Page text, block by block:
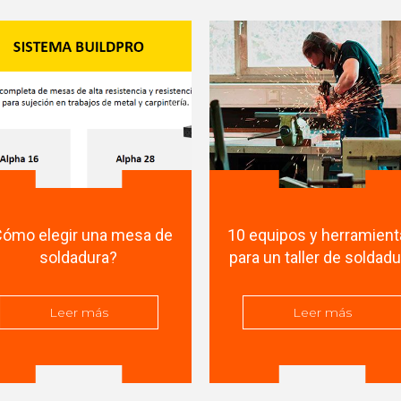
elegir una mesa de
soldadura?
Leer más
10 equipos y
para un taller de
Leer más